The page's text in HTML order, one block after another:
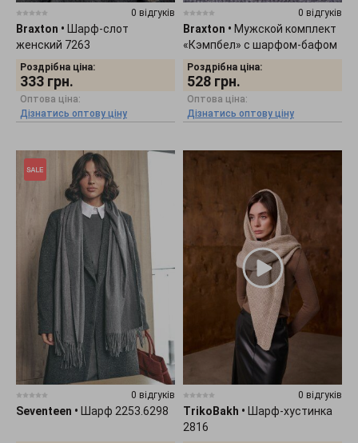
0 відгуків
Braxton •
Шарф-слот
женский 7263
Роздрібна ціна:
333 грн.
Оптова ціна:
Дізнатись оптову ціну
0 відгуків
Braxton • Мужской комплект
«Кэмпбел» с шарфом-бафом
5140
Роздрібна ціна:
528 грн.
Оптова ціна:
Дізнатись оптову ціну
0 відгуків
Seventeen • Шарф 2253.6298
0 відгуків
TrikoBakh •
Шарф-хустинка
2816